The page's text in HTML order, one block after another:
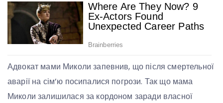
Адвокат мами Миколи запевнив, що після смертельної
аварії на сім’ю посипалися погрози. Так що мама
Миколи залишилася за кордоном заради власної